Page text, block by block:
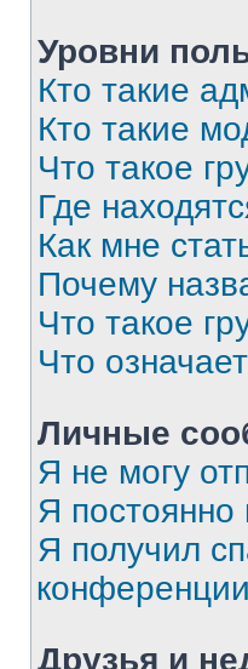
Уровни
Кто такие
Кто такие
Что такое
Где
Как мне
Почему
Что такое
Что
Личные
Я не могу
Я
Я получил
Друзья и